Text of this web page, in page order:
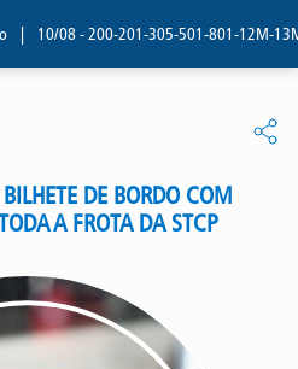
| 10/08 - 200-201-305-501-801-12M-13M |
DE BORDO COM
A FROTA DA STCP